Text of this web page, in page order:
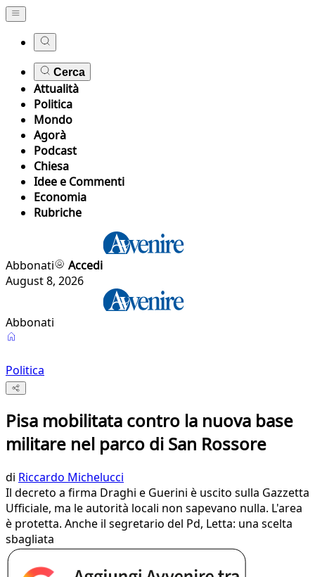
Cerca
Attualità
Politica
Mondo
Agorà
Podcast
Chiesa
Idee e Commenti
Economia
Rubriche
Abbonati
Accedi
August 8, 2026
Abbonati
Politica
Pisa mobilitata contro la nuova base
militare nel parco di San Rossore
di Riccardo Michelucci
Il decreto a firma Draghi e Guerini è uscito sulla Gazzetta
Ufficiale, ma le autorità locali non sapevano nulla. L'area
è protetta. Anche il segretario del Pd, Letta: una scelta
sbagliata